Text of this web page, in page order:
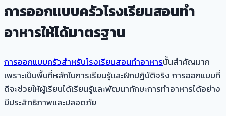
การออกแบบครัวโรงเรียนสอนทำ
อาหารให้ได้มาตรฐาน
การออกแบบครัวสำหรับโรงเรียนสอนทำอาหารนั้นสำคัญมาก
เพราะเป็นพื้นที่หลักในการเรียนรู้และฝึกปฏิบัติจริง การออกแบบที่
ดีจะช่วยให้ผู้เรียนได้เรียนรู้และพัฒนาทักษะการทำอาหารได้อย่าง
มีประสิทธิภาพและปลอดภัย